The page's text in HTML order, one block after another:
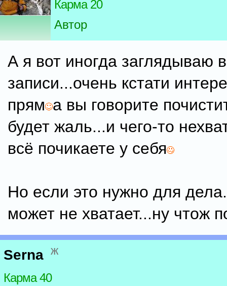
Карма 20
Автор
А я вот иногда заглядываю
записи...очень кстати
прям а вы говорите
будет жаль...и чего-то
всё почикаете у себя
Но если это нужно для
может не хватает...ну чтож
Serna ж
Карма 40